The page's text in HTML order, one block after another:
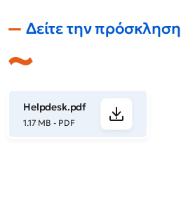
Δείτε την πρόσκληση
Helpdesk.pdf
1.17 MB - PDF